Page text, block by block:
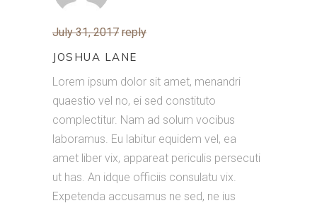
July 31, 2017 reply
JOSHUA LANE
Lorem ipsum dolor sit amet, menandri
quaestio vel no, ei sed constituto
complectitur. Nam ad solum vocibus
laboramus. Eu labitur equidem vel, ea
amet liber vix, appareat periculis persecuti
ut has. An idque officiis consulatu vix.
Expetenda accusamus ne sed, ne ius